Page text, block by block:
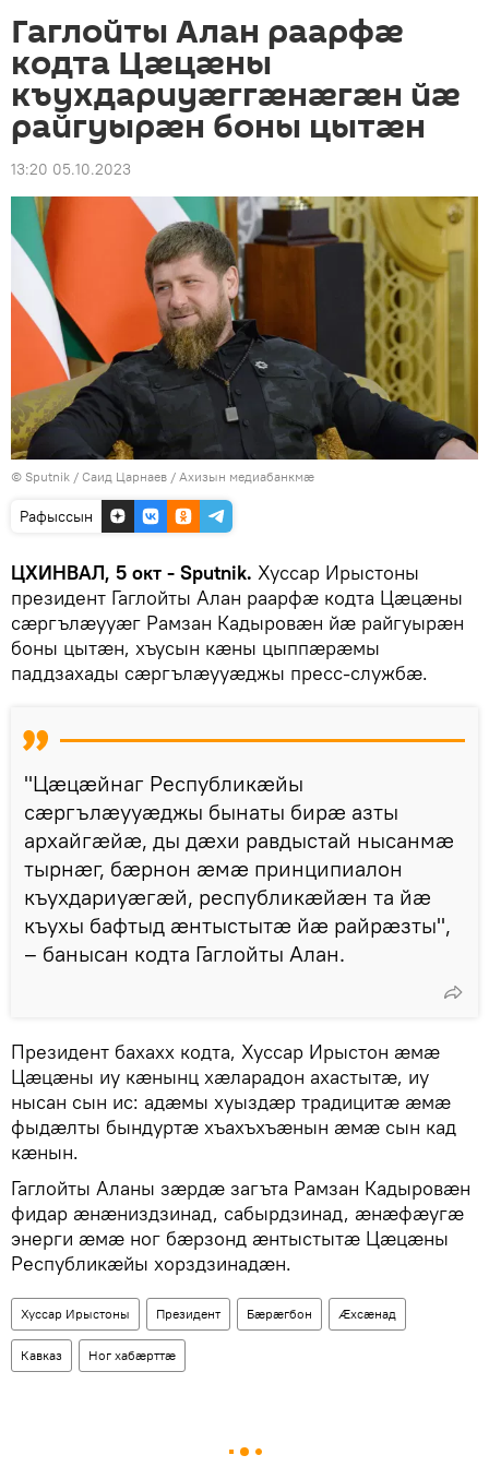
Гаглойты Алан раарфæ
кодта Цæцæны
къухдариуæггæнæгæн йæ
райгуырæн боны цытæн
13:20 05.10.2023
© Sputnik / Саид Царнаев / Ахизын медиабанкмæ
Рафыссын
ЦХИНВАЛ, 5 окт - Sputnik. Хуссар Ирыстоны
президент Гаглойты Алан раарфæ кодта Цæцæны
сæргълæууæг Рамзан Кадыровæн йæ райгуырæн
боны цытæн, хъусын кæны цыппæрæмы
паддзахады сæргълæууæджы пресс-службæ.
"Цæцæйнаг Республикæйы
сæргълæууæджы бынаты бирæ азты
архайгæйæ, ды дæхи равдыстай нысанмæ
тырнæг, бæрнон æмæ принципиалон
къухдариуæгæй, республикæйæн та йæ
къухы бафтыд æнтыстытæ йæ райрæзты",
– банысан кодта Гаглойты Алан.
Президент бахахх кодта, Хуссар Ирыстон æмæ
Цæцæны иу кæнынц хæларадон ахастытæ, иу
нысан сын ис: адæмы хуыздæр традицитæ æмæ
фыдæлты бындуртæ хъахъхъæнын æмæ сын кад
кæнын.
Гаглойты Аланы зæрдæ загъта Рамзан Кадыровæн
фидар æнæниздзинад, сабырдзинад, æнæфæугæ
энерги æмæ ног бæрзонд æнтыстытæ Цæцæны
Республикæйы хорздзинадæн.
Хуссар Ирыстоны Президент Бæрæгбон Ӕхсӕнад
Кавказ Ног хабӕрттӕ